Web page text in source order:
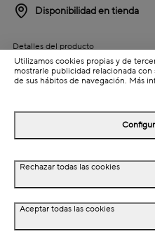
Disponibilidad en tienda
Detalles del producto
Colección: Flores
Detalles del
Dimensiones
Utilizamos cookies propias y de
mostrarle publicidad relacionada
de sus hábitos de navegación. Más
Rechazar todas las cookies
Aceptar todas las cookies